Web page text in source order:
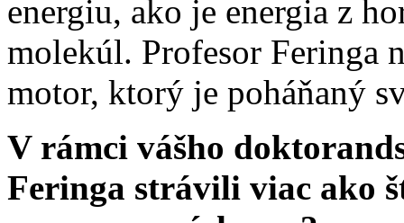
energiu, ako je energia z
molekúl. Profesor
motor, ktorý je poháňaný
V rámci vášho
Feringa strávili viac ako